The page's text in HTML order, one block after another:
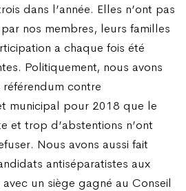
dans l’année. Elles n’ont pas
nos membres, leurs familles
a chaque fois été
Politiquement, nous avons
contre
municipal pour 2018 que le
et trop d’abstentions n’ont
Nous avons aussi fait
antiséparatistes aux
un siège gagné au Conseil